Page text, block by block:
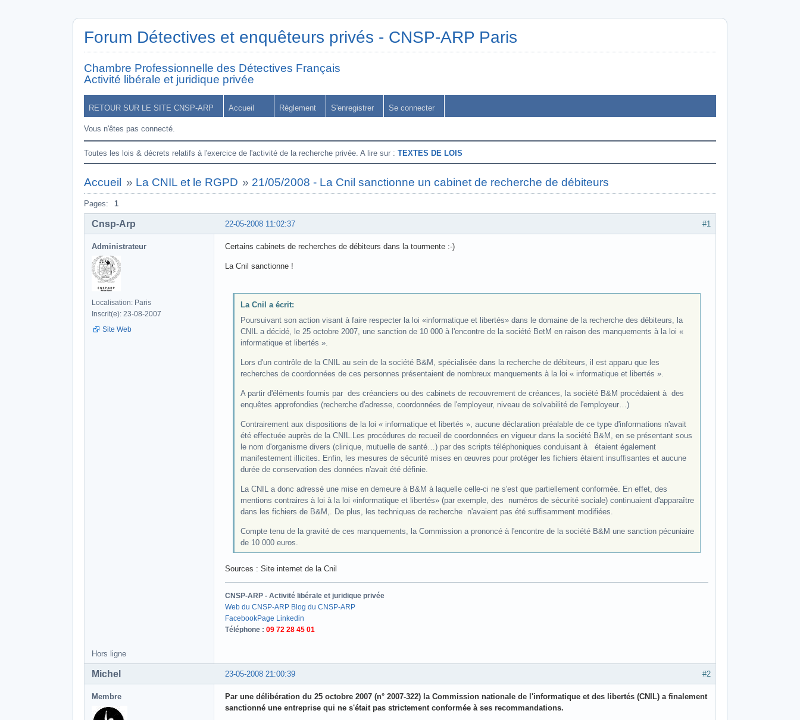
Forum Détectives et enquêteurs privés - CNSP-ARP Paris
Chambre Professionnelle des Détectives Français
Activité libérale et juridique privée
RETOUR SUR LE SITE CNSP-ARP Accueil Règlement S'enregistrer Se connecter
Vous n'êtes pas connecté.
Toutes les lois & décrets relatifs à l'exercice de l'activité de la recherche privée. A lire sur : TEXTES DE LOIS
Accueil » La CNIL et le RGPD » 21/05/2008 - La Cnil sanctionne un cabinet de recherche de débiteurs
Pages: 1
#1
22-05-2008 11:02:37
Cnsp-Arp
Administrateur
Localisation: Paris
Inscrit(e): 23-08-2007
Site Web
Certains cabinets de recherches de débiteurs dans la tourmente :-)
La Cnil sanctionne !
La Cnil a écrit:
Poursuivant son action visant à faire respecter la loi «informatique et libertés» dans le domaine de la recherche des débiteurs, la
CNIL a décidé, le 25 octobre 2007, une sanction de 10 000 à l'encontre de la société BetM en raison des manquements à la loi «
informatique et libertés ».
Lors d'un contrôle de la CNIL au sein de la société B&M, spécialisée dans la recherche de débiteurs, il est apparu que les
recherches de coordonnées de ces personnes présentaient de nombreux manquements à la loi « informatique et libertés ».
A partir d'éléments fournis par des créanciers ou des cabinets de recouvrement de créances, la société B&M procédaient à des
enquêtes approfondies (recherche d'adresse, coordonnées de l'employeur, niveau de solvabilité de l'employeur…)
Contrairement aux dispositions de la loi « informatique et libertés », aucune déclaration préalable de ce type d'informations n'avait
été effectuée auprès de la CNIL.Les procédures de recueil de coordonnées en vigueur dans la société B&M, en se présentant sous
le nom d'organisme divers (clinique, mutuelle de santé…) par des scripts téléphoniques conduisant à étaient également
manifestement illicites. Enfin, les mesures de sécurité mises en œuvres pour protéger les fichiers étaient insuffisantes et aucune
durée de conservation des données n'avait été définie.
La CNIL a donc adressé une mise en demeure à B&M à laquelle celle-ci ne s'est que partiellement conformée. En effet, des
mentions contraires à loi à la loi «informatique et libertés» (par exemple, des numéros de sécurité sociale) continuaient d'apparaître
dans les fichiers de B&M,. De plus, les techniques de recherche n'avaient pas été suffisamment modifiées.
Compte tenu de la gravité de ces manquements, la Commission a prononcé à l'encontre de la société B&M une sanction pécuniaire
de 10 000 euros.
Sources : Site internet de la Cnil
CNSP-ARP - Activité libérale et juridique privée
Web du CNSP-ARP Blog du CNSP-ARP
FacebookPage Linkedin
Téléphone : 09 72 28 45 01
Hors ligne
#2
23-05-2008 21:00:39
Michel
Membre
Par une délibération du 25 octobre 2007 (n° 2007-322) la Commission nationale de l'informatique et des libertés (CNIL) a finalement
sanctionné une entreprise qui ne s'était pas strictement conformée à ses recommandations.